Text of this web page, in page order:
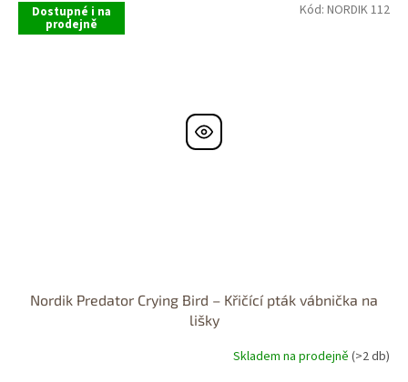
Dostupné i na
prodejně
Nordik Predator Crying Bird – Křičící pták vábnička na
lišky
Skladem na prodejně(>2 db)
Kód: NORDIK 112